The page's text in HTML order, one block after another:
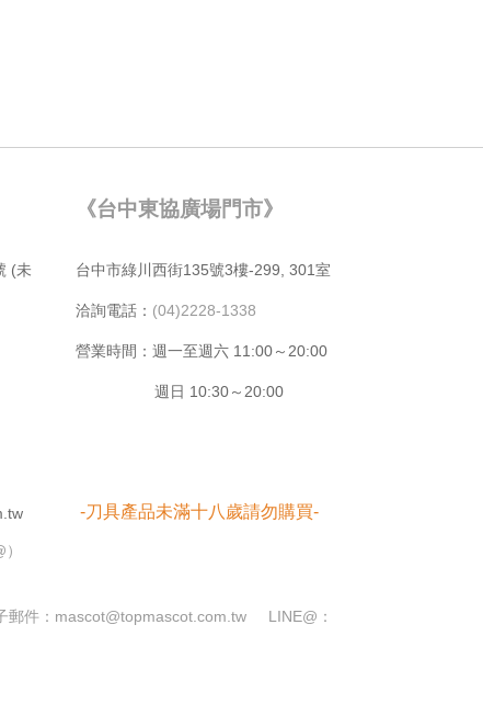
(未
《台中東協廣場門市》
台中市綠川⻄街135號3樓-299, 301室
洽詢電話： (04)2228-1338
營業時間：週⼀⾄週六 11:00～20:00
週日 10:30～20:00
-刀具產品未滿十八歲請勿購買-
郵件： mascot@topmascot.com.tw LINE@：